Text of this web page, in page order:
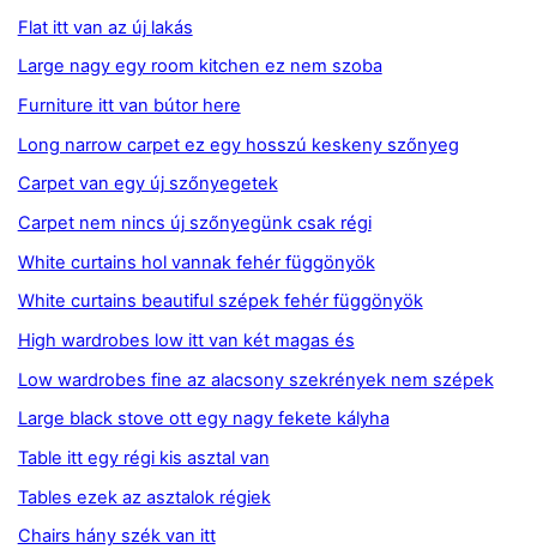
Flat itt van az új lakás
Large nagy egy room kitchen ez nem szoba
Furniture itt van bútor here
Long narrow carpet ez egy hosszú keskeny szőnyeg
Carpet van egy új szőnyegetek
Carpet nem nincs új szőnyegünk csak régi
White curtains hol vannak fehér függönyök
White curtains beautiful szépek fehér függönyök
High wardrobes low itt van két magas és
Low wardrobes fine az alacsony szekrények nem szépek
Large black stove ott egy nagy fekete kályha
Table itt egy régi kis asztal van
Tables ezek az asztalok régiek
Chairs hány szék van itt